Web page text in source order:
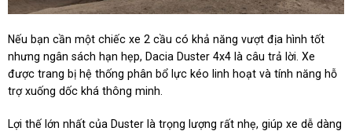
Nếu bạn cần một chiếc xe 2 cầu có khả năng vượt địa hình tốt
nhưng ngân sách hạn hẹp, Dacia Duster 4x4 là câu trả lời. Xe
được trang bị hệ thống phân bổ lực kéo linh hoạt và tính năng hỗ
trợ xuống dốc khá thông minh.
Lợi thế lớn nhất của Duster là trọng lượng rất nhẹ, giúp xe dễ dàng